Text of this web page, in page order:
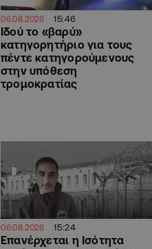
06.08.2026 15:46
Ιδού το «βαρύ»
κατηγορητήριο για τους
πέντε κατηγορούμενους
στην υπόθεση
τρομοκρατίας
06.08.2026 15:24
Επανέρχεται η Ισότητα